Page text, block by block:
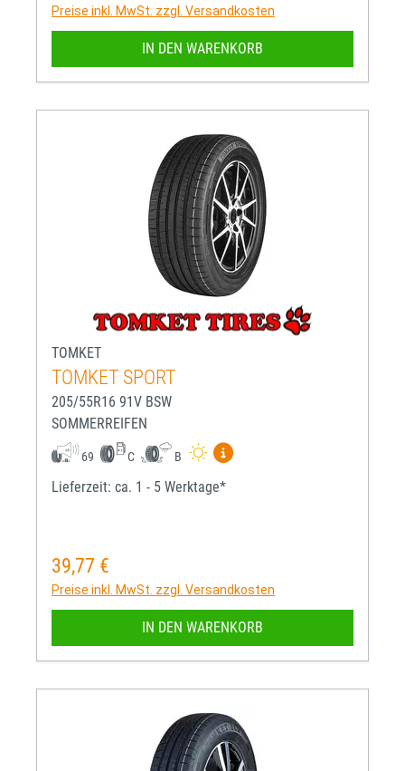
Preise inkl. MwSt. zzgl. Versandkosten
IN DEN WARENKORB
TOMKET
TOMKET SPORT
205/55R16 91V BSW
SOMMERREIFEN
69 C B
Mehr Informationen zum
Lieferzeit: ca. 1 - 5 Werktage*
Regulärer Preis:
39,77 €
Preise inkl. MwSt. zzgl. Versandkosten
IN DEN WARENKORB